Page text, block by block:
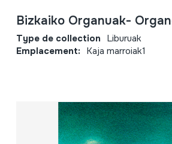
Bizkaiko Organuak-
Type de collection Liburuak
Emplacement: Kaja marroiak1